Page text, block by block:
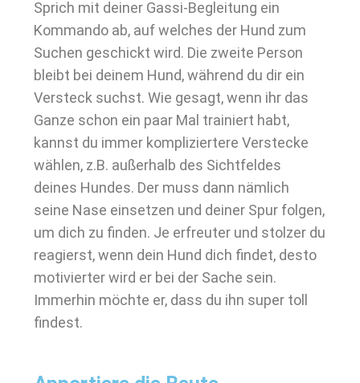
Sprich mit deiner Gassi-Begleitung ein
Kommando ab, auf welches der Hund zum
Suchen geschickt wird. Die zweite Person
bleibt bei deinem Hund, während du dir ein
Versteck suchst. Wie gesagt, wenn ihr das
Ganze schon ein paar Mal trainiert habt,
kannst du immer kompliziertere Verstecke
wählen, z.B. außerhalb des Sichtfeldes
deines Hundes. Der muss dann nämlich
seine Nase einsetzen und deiner Spur folgen,
um dich zu finden. Je erfreuter und stolzer du
reagierst, wenn dein Hund dich findet, desto
motivierter wird er bei der Sache sein.
Immerhin möchte er, dass du ihn super toll
findest.